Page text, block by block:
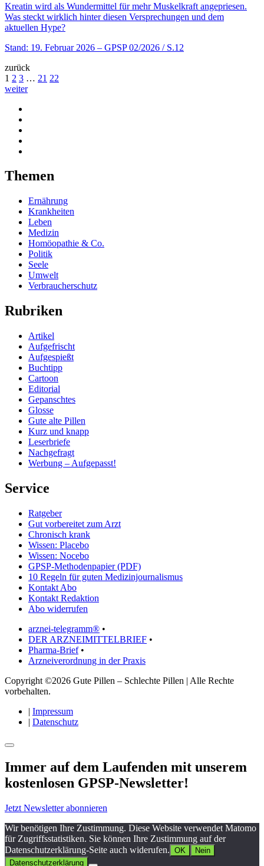
Kreatin wird als Wundermittel für mehr Muskelkraft angepriesen.
Was steckt wirklich hinter diesen Versprechungen und dem
aktuellen Hype?
Stand: 19. Februar 2026 – GPSP 02/2026 / S.12
zurück
1 2 3 … 21 22
weiter
Themen
Ernährung
Krankheiten
Leben
Medizin
Homöopathie & Co.
Politik
Seele
Umwelt
Verbraucherschutz
Rubriken
Artikel
Aufgefrischt
Aufgespießt
Buchtipp
Cartoon
Editorial
Gepanschtes
Glosse
Gute alte Pillen
Kurz und knapp
Leserbriefe
Nachgefragt
Werbung – Aufgepasst!
Service
Ratgeber
Gut vorbereitet zum Arzt
Chronisch krank
Wissen: Placebo
Wissen: Nocebo
GPSP-Methodenpapier (PDF)
10 Regeln für guten Medizinjournalismus
Kontakt Abo
Kontakt Redaktion
Abo widerrufen
arznei-telegramm® •
DER ARZNEIMITTELBRIEF •
Pharma-Brief•
Arzneiverordnung in der Praxis
Copyright ©2026 Gute Pillen – Schlechte Pillen | Alle Rechte
vorbehalten.
| Impressum
| Datenschutz
Immer auf dem Laufenden mit unserem
kostenlosen GPSP-Newsletter!
Jetzt Newsletter abonnieren
Wir benötigen Ihre Zustimmung. Diese Website verwendet Matomo
für Zugriffsstatistiken. Sie können Ihre Zustimmung auf der
Datenschutzerklärung-Seite auch widerufen. OK
Nein
Datenschutzerklärung